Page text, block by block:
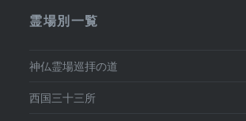
霊場別一覧
神仏霊場巡拝の道
西国三十三所